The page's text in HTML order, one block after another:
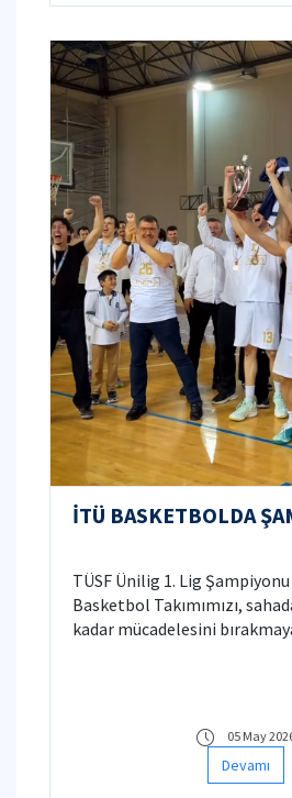
İTÜ BASKETBOLDA
TÜSF Ünilig 1. Lig
Basketbol Takımımızı,
kadar mücadelesini
05 May
Devamı